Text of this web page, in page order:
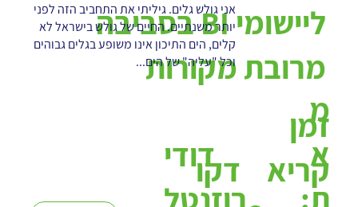
ליישומי BI בסביבה
מרובת מקורות
אני גולש גלים. גיליתי את התחביב הזה לפני
יותר משנתיים. החיים של גולש בישראל לא
קלים, הים התיכון אינו משופע בגלים גבוהים
וכל "עליה" של הים...
דודי
מ
א
ת:
דקו
זמן
קריא